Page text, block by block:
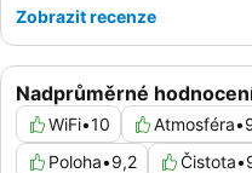
Nadprůměrné
WiFi•10 Atmosféra•
Poloha•9,2 Čistota•
Zobrazit recenze